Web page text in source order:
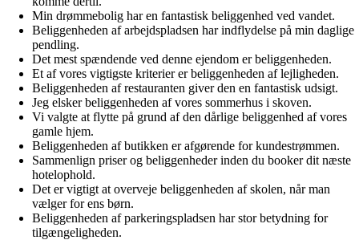
Min drømmebolig har en fantastisk beliggenhed ved vandet.
Beliggenheden af arbejdspladsen har indflydelse på min daglige
pendling.
Det mest spændende ved denne ejendom er beliggenheden.
Et af vores vigtigste kriterier er beliggenheden af lejligheden.
Beliggenheden af restauranten giver den en fantastisk udsigt.
Jeg elsker beliggenheden af vores sommerhus i skoven.
Vi valgte at flytte på grund af den dårlige beliggenhed af vores
gamle hjem.
Beliggenheden af butikken er afgørende for kundestrømmen.
Sammenlign priser og beliggenheder inden du booker dit næste
hotelophold.
Det er vigtigt at overveje beliggenheden af skolen, når man
vælger for ens børn.
Beliggenheden af parkeringspladsen har stor betydning for
tilgængeligheden.